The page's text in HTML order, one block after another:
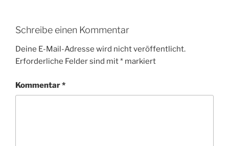
Schreibe einen Kommentar
Deine E-Mail-Adresse wird nicht veröffentlicht.
Erforderliche Felder sind mit* markiert
Kommentar*